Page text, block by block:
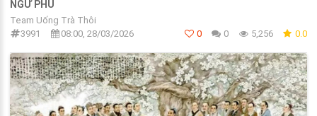
NGƯ PHỦ
Team Uống Trà Thôi
3991
08:00, 28/03/2026 0 0 5,256 0.0